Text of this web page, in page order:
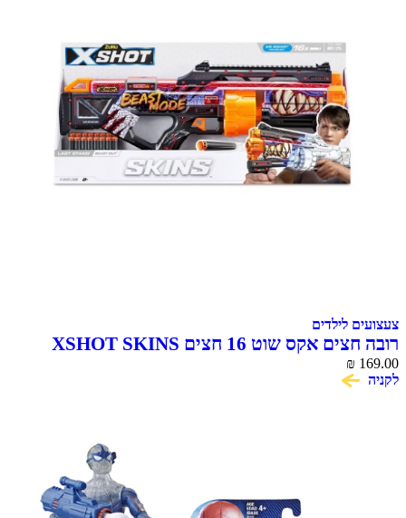
לילדים
רובה חצים אקס שוט 16 חצים XSHOT SKINS
BEAST ₪